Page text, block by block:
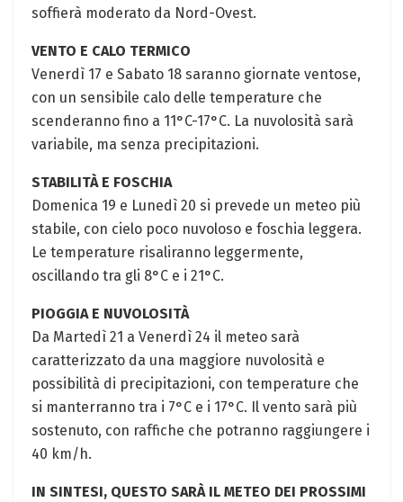
soffierà‌ moderato da Nord-Ovest.
VENTO E CALO TERMICO
Venerdì 17 e⁣ Sabato 18 saranno giornate ventose,
con un sensibile calo delle‍ temperature che
scenderanno‍ fino ⁤a 11°C-17°C. La ​nuvolosità ⁢sarà
variabile, ma senza‍ precipitazioni.
STABILITÀ E FOSCHIA
Domenica 19 e ⁤Lunedì ⁣20 si prevede un meteo più
⁢stabile, con cielo poco nuvoloso e foschia ⁤leggera.
Le temperature​ risaliranno leggermente,
oscillando tra gli 8°C e i 21°C.
PIOGGIA E NUVOLOSITÀ
Da Martedì 21 a‍ Venerdì 24‌ il meteo sarà
caratterizzato ​da una maggiore nuvolosità e
possibilità di precipitazioni, con temperature che
⁤si manterranno tra i⁣ 7°C e i 17°C. Il vento sarà più
sostenuto, con raffiche ‌che potranno‍ raggiungere i
40 km/h. ⁣
IN⁣ SINTESI, QUESTO SARÀ ​IL METEO DEI PROSSIMI